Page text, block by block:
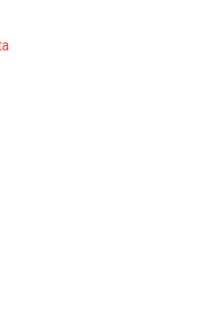
juega Fran González
pasada se vio
al Bournemouth